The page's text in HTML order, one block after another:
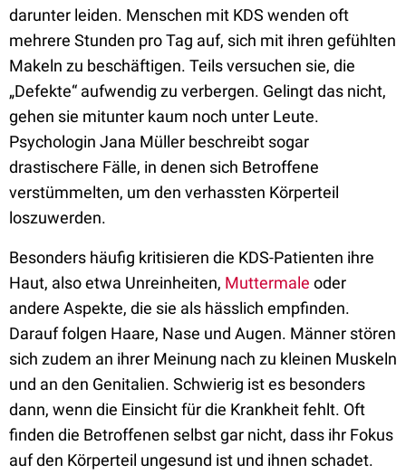
darunter leiden. Menschen mit KDS wenden oft
mehrere Stunden pro Tag auf, sich mit ihren gefühlten
Makeln zu beschäftigen. Teils versuchen sie, die
„Defekte“ aufwendig zu verbergen. Gelingt das nicht,
gehen sie mitunter kaum noch unter Leute.
Psychologin Jana Müller beschreibt sogar
drastischere Fälle, in denen sich Betroffene
verstümmelten, um den verhassten Körperteil
loszuwerden.
Besonders häufig kritisieren die KDS-Patienten ihre
Haut, also etwa Unreinheiten, Muttermale oder
andere Aspekte, die sie als hässlich empfinden.
Darauf folgen Haare, Nase und Augen. Männer stören
sich zudem an ihrer Meinung nach zu kleinen Muskeln
und an den Genitalien. Schwierig ist es besonders
dann, wenn die Einsicht für die Krankheit fehlt. Oft
finden die Betroffenen selbst gar nicht, dass ihr Fokus
auf den Körperteil ungesund ist und ihnen schadet.